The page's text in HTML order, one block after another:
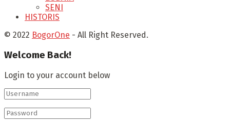
SENI
HISTORIS
© 2022 BogorOne - All Right Reserved.
Welcome Back!
Login to your account below